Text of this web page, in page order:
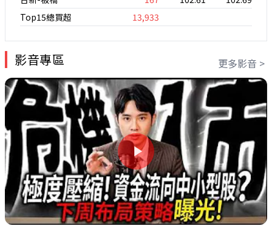
Top15總買超
13,933
影音專區 更多影音 >